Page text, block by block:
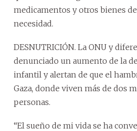
medicamentos y otros bienes
necesidad.
DESNUTRICIÓN. La ONU y
denunciado un aumento de la
infantil y alertan de que el
Gaza, donde viven más de dos
personas.
“El sueño de mi vida se ha